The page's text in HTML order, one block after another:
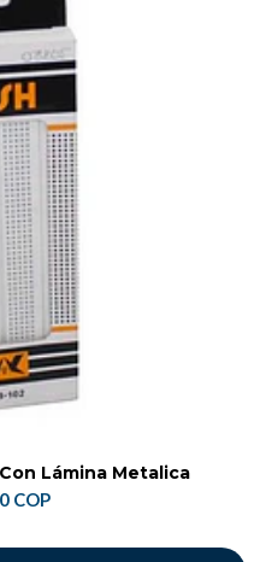
Lámina Metalica
COP